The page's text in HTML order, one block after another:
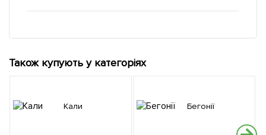
Також купують у категоріях
Кали Бегонії